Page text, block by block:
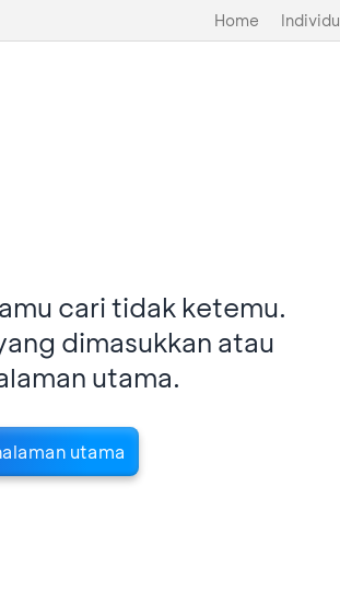
Home Individu
cari tidak ketemu.
dimasukkan atau
utama.
utama